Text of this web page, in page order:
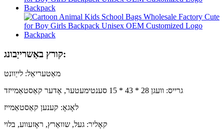
קורץ באַשרייַבונג:
מאַטעריאַל: לייַוונט
גרייס: וועגן 28 * 43 * 15 סענטימעטער, אָדער קאַסטאַמייזד
לאָגאָ: קענען קאַסטאַמייז
קאָליר: געל, שוואַרץ, ראָזעווע, בלוי